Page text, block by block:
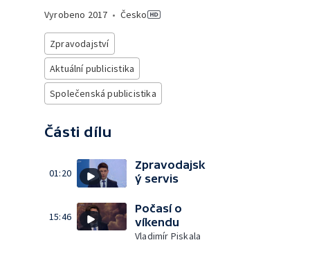
Vyrobeno 2017 • Česko
Zpravodajství
Aktuální publicistika
Společenská publicistika
Části dílu
01:20
Zpravodajsk
ý servis
15:46
Počasí o
víkendu
Vladimír Piskala